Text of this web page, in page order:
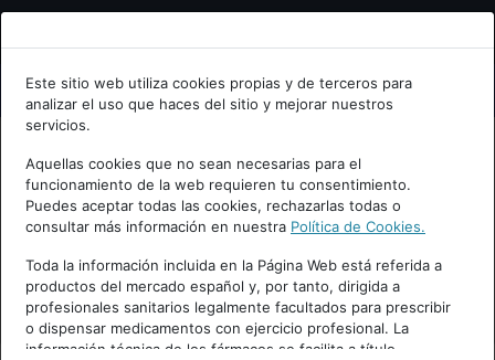
Bienvenid@ a psiquiatria.com
Escribe tu Email
Accede o regístrate con tu email.
Cancelar
Este sitio web utiliza cookies propias y de terceros para
analizar el uso que haces del sitio y mejorar nuestros
servicios.
Aquellas cookies que no sean necesarias para el
funcionamiento de la web requieren tu consentimiento.
Puedes aceptar todas las cookies, rechazarlas todas o
consultar más información en nuestra Política de Cookies.
Toda la información incluida en la Página Web está referida a
productos del mercado español y, por tanto, dirigida a
profesionales sanitarios legalmente facultados para prescribir
o dispensar medicamentos con ejercicio profesional. La
información técnica de los fármacos se facilita a título